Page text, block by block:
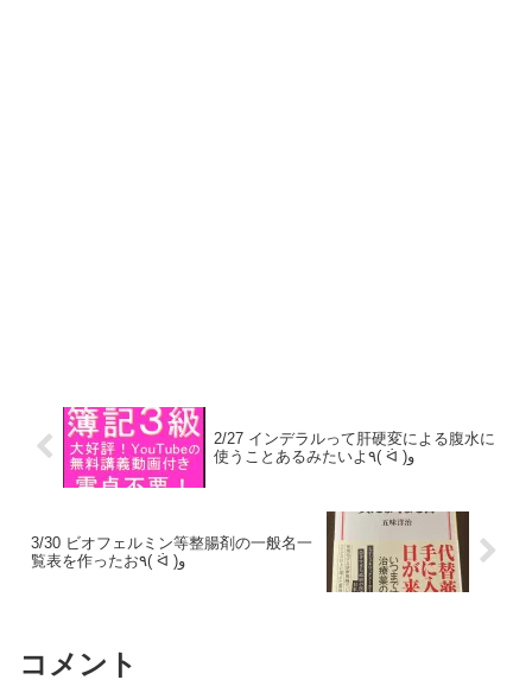
2/27 インデラルって肝硬変による腹水に
使うことあるみたいよ٩( ᐛ )و
3/30 ビオフェルミン等整腸剤の一般名一
覧表を作ったお٩( ᐛ )و
コメント